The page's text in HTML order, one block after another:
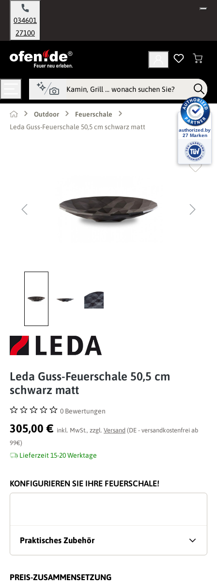
springen
034601
27100
Outdoor
Feuerschale
Leda Guss-Feuerschale 50,5 cm schwarz matt
Leda Guss-Feuerschale 50,5 cm
schwarz matt
Durchschnittliche Bewertung von 0 von 5 Sternen
0 Bewertungen
305,00 € inkl. MwSt., zzgl. Versand (DE - versandkostenfrei ab
99€)
Lieferzeit 15-20 Werktage
KONFIGURIEREN SIE IHRE FEUERSCHALE!
Praktisches Zubehör
PREIS-ZUSAMMENSETZUNG